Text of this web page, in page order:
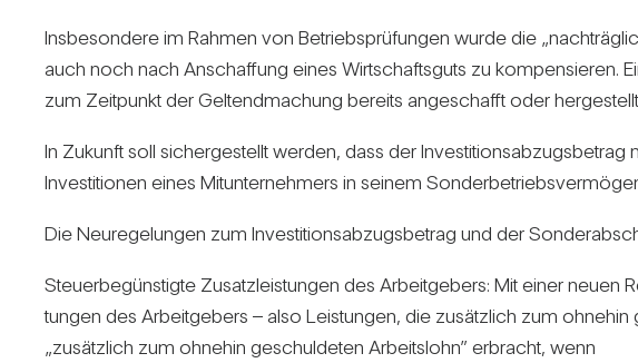
Ins­be­son­dere im Rahmen von Betriebs­prü­fungen wurde die
auch noch nach Anschaf­fung eines Wirt­schafts­guts zu kom­pen­sieren.
zum Zeit­punkt der Gel­tend­ma­chung bereits ange­schafft oder
In Zukunft soll sicher­ge­stellt werden, dass der
Inves­ti­tionen eines Mit­un­ter­neh­mers in seinem
Die Neu­re­ge­lungen zum Inves­ti­ti­ons­ab­zugs­be­trag und der
Steu­er­be­güns­tigte Zusatz­leis­tungen des Arbeit­ge­bers: Mit einer
tungen des Arbeit­ge­bers – also Leis­tungen, die zusätz­lich zum
„zusätz­lich zum ohnehin geschul­deten Arbeits­lohn” erbracht, wenn